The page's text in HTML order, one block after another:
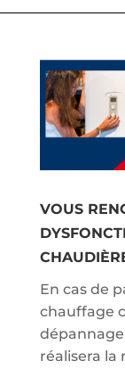
VOUS
En cas de
chauffage
réalisera la